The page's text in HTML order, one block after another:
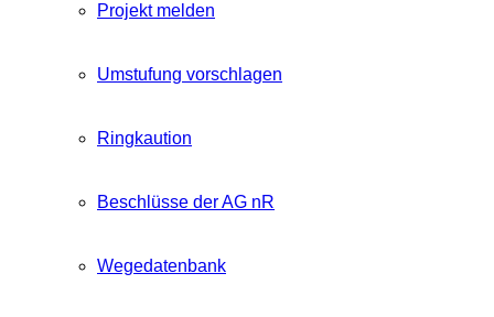
Projekt melden
Umstufung vorschlagen
Ringkaution
Beschlüsse der AG nR
Wegedatenbank